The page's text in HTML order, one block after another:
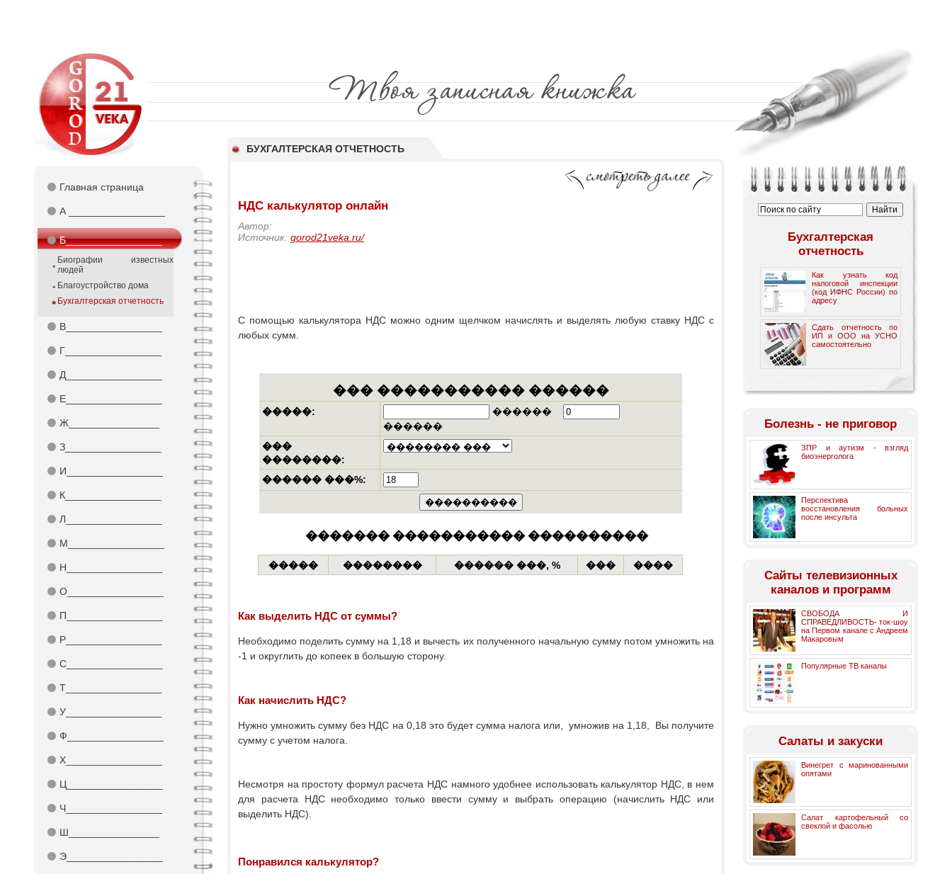
БУХГАЛТЕРСКАЯ ОТЧЕТНОСТЬ
⚫ Главная страница
⚫ А _________________
⚫Б_________________
Биографии известных
людей
Благоустройство дома
Бухгалтерская отчетность
⚫ В_________________
⚫ Г_________________
⚫ Д_________________
⚫ Е_________________
⚫ Ж________________
⚫ З_________________
⚫ И_________________
⚫ К_________________
⚫ Л_________________
⚫ М_________________
⚫ Н_________________
⚫ О_________________
⚫ П_________________
⚫ Р_________________
⚫ С_________________
⚫ Т_________________
⚫ У_________________
⚫ Ф_________________
⚫ Х_________________
⚫ Ц_________________
⚫ Ч_________________
⚫ Ш________________
⚫ Э_________________
НДС калькулятор онлайн
Автор:
Источник: gorod21veka.ru/
С помощью калькулятора НДС можно одним щелчком начислять и выделять любую ставку НДС с
любых сумм.
Как выделить НДС от суммы?
Необходимо поделить сумму на 1,18 и вычесть их полученного начальную сумму потом умножить на
-1 и округлить до копеек в большую сторону.
Как начислить НДС?
Нужно умножить сумму без НДС на 0,18 это будет сумма налога или, умножив на 1,18, Вы получите
сумму с учетом налога.
Несмотря на простоту формул расчета НДС намного удобнее использовать калькулятор НДС, в нем
для расчета НДС необходимо только ввести сумму и выбрать операцию (начислить НДС или
выделить НДС).
Понравился калькулятор?
Бухгалтерская
отчетность
Как узнать код
налоговой инспекции
(код ИФНС России) по
адресу
Сдать отчетность по
ИП и ООО на УСНО
самостоятельно
Болезнь - не приговор
ЗПР и аутизм - взгляд
биоэнерголога
Перспектива
восстановления больных
после инсульта
Cайты телевизионных
каналов и программ
СВОБОДА И
СПРАВЕДЛИВОСТЬ- ток-шоу
на Первом канале с Андреем
Макаровым
Популярные ТВ каналы
Салаты и закуски
Винегрет с маринованными
опятами
Салат картофельный со
свеклой и фасолью